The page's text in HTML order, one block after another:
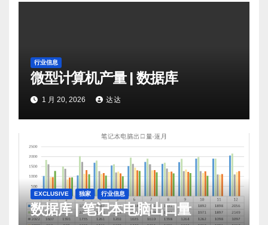
行业信息
微型计算机产量 | 数据库
1 月 20, 2026 达达
EXCLUSIVE 独家 行业信息
数据库 | 笔记本电脑出口量